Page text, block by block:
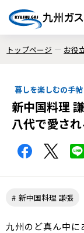
トップページ お役
暮しを楽しむの手帖
新中国料理
八代で愛さ
新中国料理 謙張
九州のど真ん中